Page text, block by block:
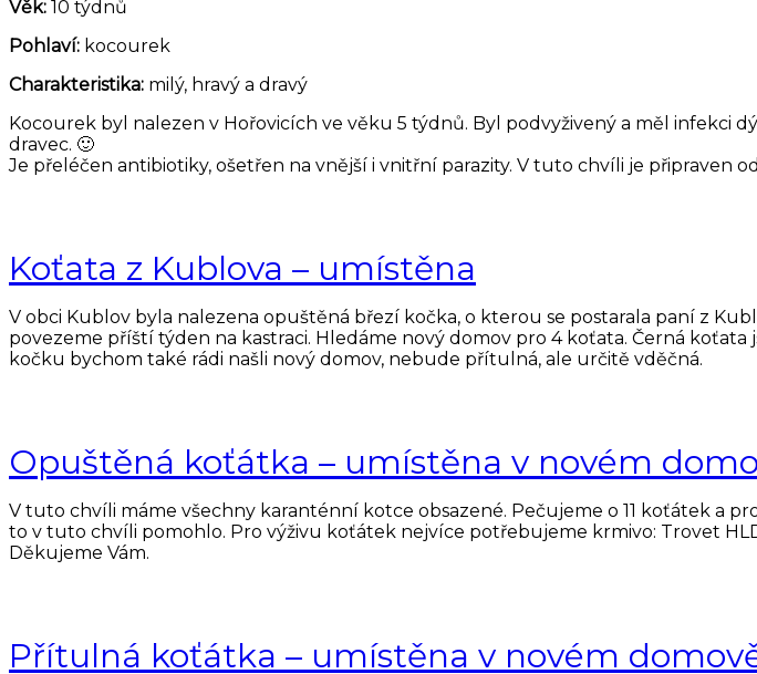
Věk: 10 týdnů
Pohlaví: kocourek
Charakteristika: milý, hravý a dravý
Kocourek byl nalezen v Hořovicích ve věku 5 týdnů. Byl podvyživený a měl infekci
dravec. 🙂
Je přeléčen antibiotiky, ošetřen na vnější i vnitřní parazity. V tuto chvíli je připraven
Koťata z Kublova – umístěna
V obci Kublov byla nalezena opuštěná březí kočka, o kterou se postarala paní z
povezeme příští týden na kastraci. Hledáme nový domov pro 4 koťata. Černá
kočku bychom také rádi našli nový domov, nebude přítulná, ale určitě vděčná.
Opuštěná koťátka – umístěna v novém
V tuto chvíli máme všechny karanténní kotce obsazené. Pečujeme o 11 koťátek a
to v tuto chvíli pomohlo. Pro výživu koťátek nejvíce potřebujeme krmivo: Trovet
Děkujeme Vám.
Přítulná koťátka – umístěna v novém